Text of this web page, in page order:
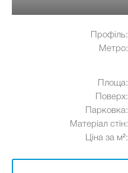
Профіль:
Метро:
Площа:
Поверх:
Парковка:
Матеріал стін:
Ціна за м²: